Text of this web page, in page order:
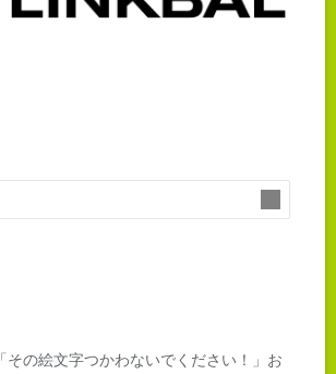
「その絵文字つかわないでください！」お